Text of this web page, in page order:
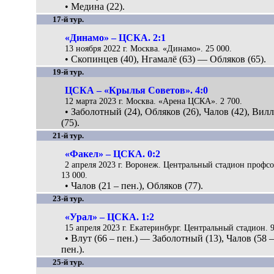
• Медина (22).
17-й тур.
«Динамо» – ЦСКА. 2:1
13 ноября 2022 г. Москва. «Динамо». 25 000.
• Скопинцев (40), Нгамалё (63) — Обляков (65).
19-й тур.
ЦСКА – «Крылья Советов». 4:0
12 марта 2023 г. Москва. «Арена ЦСКА». 2 700.
• Заболотный (24), Обляков (26), Чалов (42),
(75).
21-й тур.
«Факел» – ЦСКА. 0:2
2 апреля 2023 г. Воронеж. Центральный стадион
13 000.
• Чалов (21 – пен.), Обляков (77).
23-й тур.
«Урал» – ЦСКА. 1:2
15 апреля 2023 г. Екатеринбург. Центральный стадион.
• Влут (66 – пен.) — Заболотный (13), Чалов (58 –
пен.).
25-й тур.